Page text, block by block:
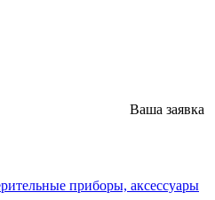
Ваша заявка
приборы, аксессуары